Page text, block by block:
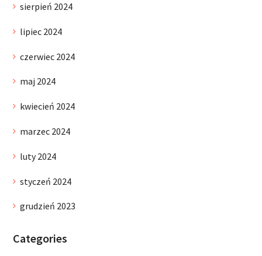
sierpień 2024
lipiec 2024
czerwiec 2024
maj 2024
kwiecień 2024
marzec 2024
luty 2024
styczeń 2024
grudzień 2023
Categories